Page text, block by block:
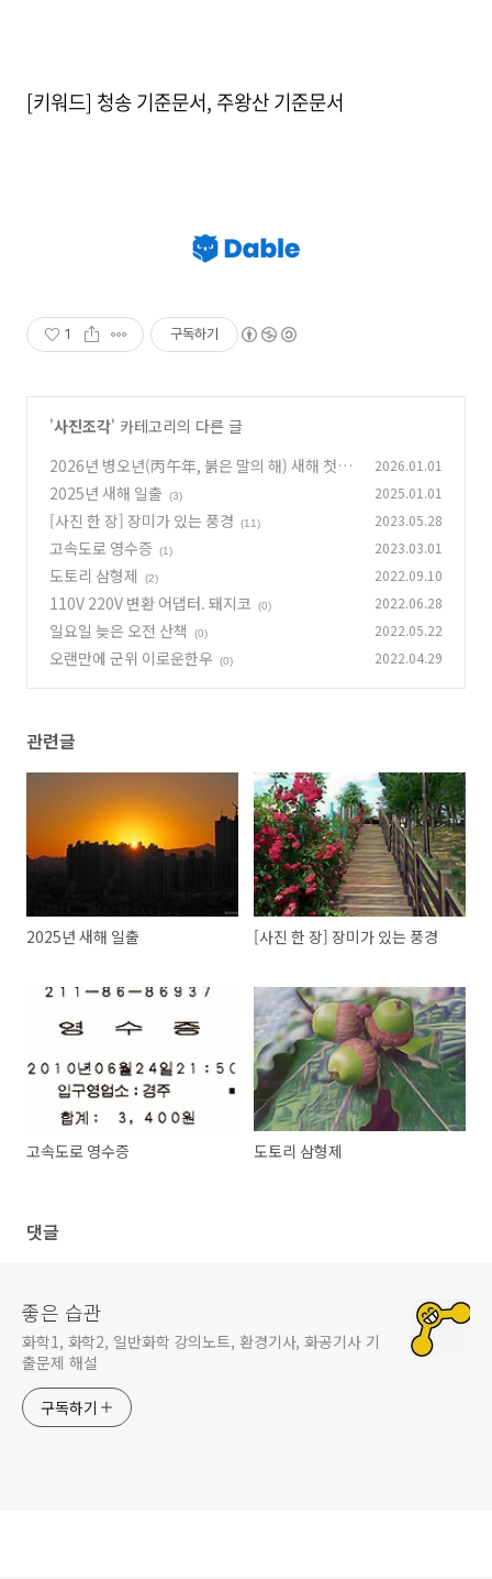
[키워드] 청송 기준문서, 주왕산 기준문서
1 구독하기
'사진조각' 카테고리의 다른 글
2026년 병오년(丙午年, 붉은 말의 해) 새해 첫해
(10)
2026.01.01
2025년 새해 일출 (3) 2025.01.01
[사진 한 장] 장미가 있는 풍경 (11) 2023.05.28
고속도로 영수증 (1) 2023.03.01
도토리 삼형제 (2) 2022.09.10
110V 220V 변환 어댑터. 돼지코 (0) 2022.06.28
일요일 늦은 오전 산책 (0) 2022.05.22
오랜만에 군위 이로운한우 (0) 2022.04.29
관련글
2025년 새해 일출 [사진 한 장] 장미가 있는 풍경
고속도로 영수증 도토리 삼형제
댓글
좋은 습관
화학1, 화학2, 일반화학 강의노트, 환경기사, 화공기사 기
출문제 해설
구독하기